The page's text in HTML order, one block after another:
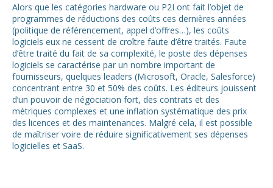
Alors que les catégories hardware ou P2I ont fait l’objet de
programmes de réductions des coûts ces dernières années
(politique de référencement, appel d’offres…), les coûts
logiciels eux ne cessent de croître faute d’être traités. Faute
d’être traité du fait de sa complexité, le poste des dépenses
logiciels se caractérise par un nombre important de
fournisseurs, quelques leaders (Microsoft, Oracle, Salesforce)
concentrant entre 30 et 50% des coûts. Les éditeurs jouissent
d’un pouvoir de négociation fort, des contrats et des
métriques complexes et une inflation systématique des prix
des licences et des maintenances. Malgré cela, il est possible
de maîtriser voire de réduire significativement ses dépenses
logicielles et SaaS.